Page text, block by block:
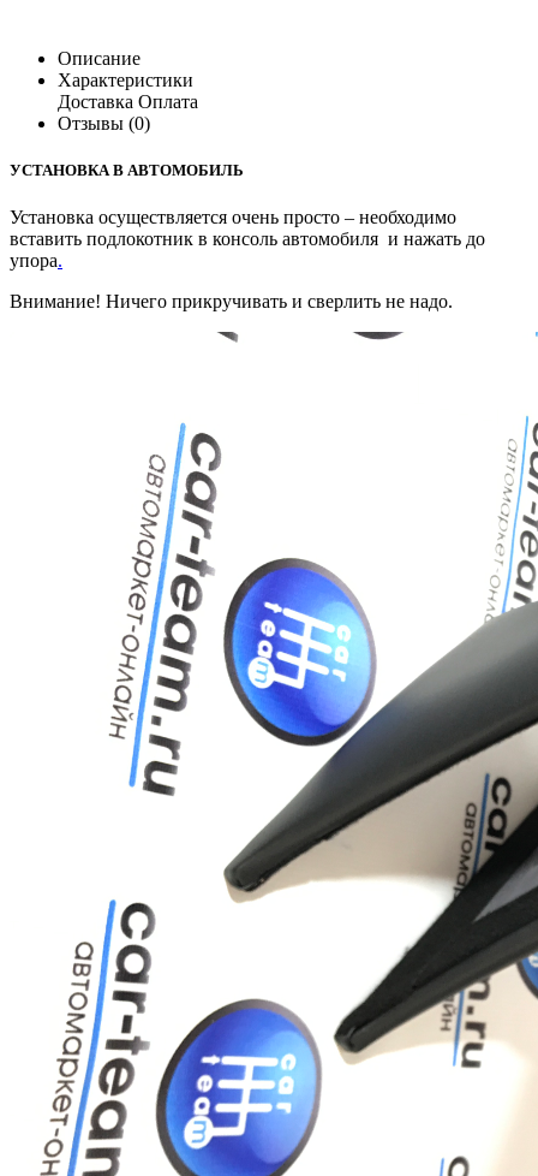
Описание
Характеристики
Доставка Оплата
Отзывы (0)
УСТАНОВКА В АВТОМОБИЛЬ
Установка осуществляется очень просто – необходимо
вставить подлокотник в консоль автомобиля и нажать до
упора.
Внимание! Ничего прикручивать и сверлить не надо.